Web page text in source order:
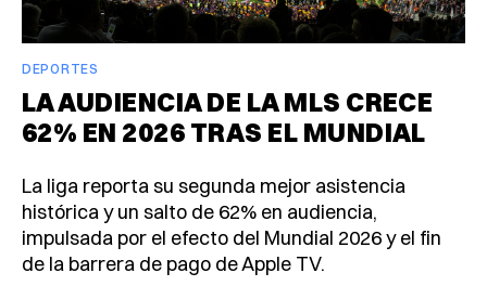
DEPORTES
LA AUDIENCIA DE LA MLS CRECE
62% EN 2026 TRAS EL MUNDIAL
La liga reporta su segunda mejor asistencia
histórica y un salto de 62% en audiencia,
impulsada por el efecto del Mundial 2026 y el fin
de la barrera de pago de Apple TV.